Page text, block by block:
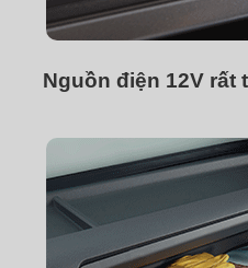
Nguồn điện 12V rất